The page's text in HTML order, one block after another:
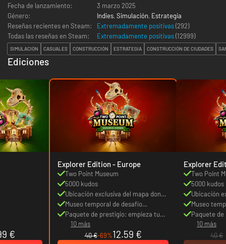
Fecha de lanzamiento:
3 marzo 2025
Género:
Indies, Simulación, Estrategia
Reseñas recientes en Steam:
Extremadamente positivas(292)
Todas las reseñas en Steam:
Extremadamente positivas(12999)
SIMULACIÓN CASUALES CONSTRUCCIÓN ESTRATEGIA CONSTRUCCIÓN DE CIUDADES
Ediciones
€
Explorer Edition - Europe
Two Point Museum
5000 kudos
Ubicación exclusiva del mapa donde
explorar en busca de una pieza
única
Museo temporal de desafío
exclusivo
Paquete de prestigio: empieza tu
museo con un objeto raro que
causará sensación
10 más
40 €-69%12.59 €
Two Point
5000 kudos
Ubicación
explorar en
única
Museo
exclusivo
Paquete
museo
causará
10 más
40 €